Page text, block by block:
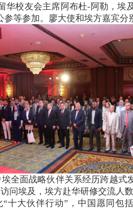
华校友会主席阿布杜-阿勒，埃
等参加。廖大使和埃方嘉宾分
全面战略伙伴关系经历跨越式
问埃及，埃方赴华研修交流人数
十大伙伴行动”，中国愿同包